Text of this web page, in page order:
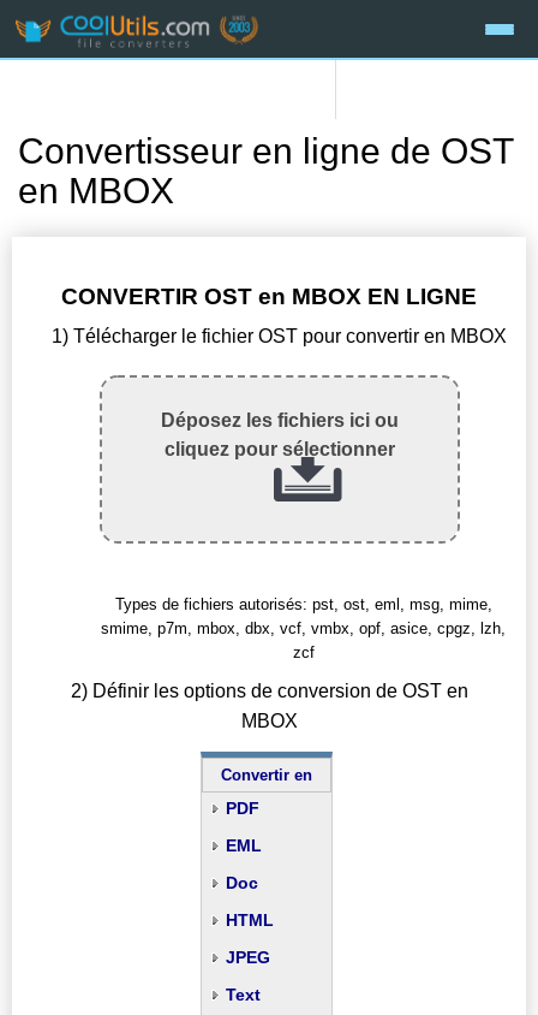
Convertisseur en ligne de OST
en MBOX
CONVERTIR OST en MBOX EN LIGNE
1) Télécharger le fichier OST pour convertir en MBOX
Déposez les fichiers ici ou
cliquez pour sélectionner
Types de fichiers autorisés: pst, ost, eml, msg, mime,
smime, p7m, mbox, dbx, vcf, vmbx, opf, asice, cpgz, lzh,
zcf
2) Définir les options de conversion de OST en
MBOX
Convertir en
PDF
EML
Doc
HTML
JPEG
Text